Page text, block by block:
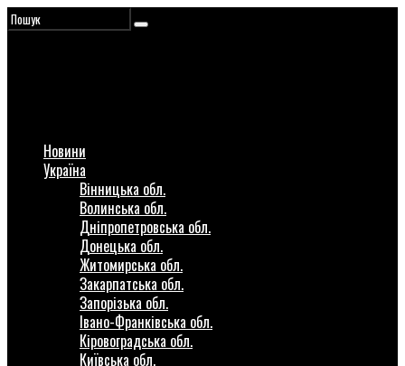
Новини
Україна
Вінницька обл.
Волинська обл.
Дніпропетровська обл.
Донецька обл.
Житомирська обл.
Закарпатська обл.
Запорізька обл.
Івано-Франківська обл.
Кіровоградська обл.
Київська обл.